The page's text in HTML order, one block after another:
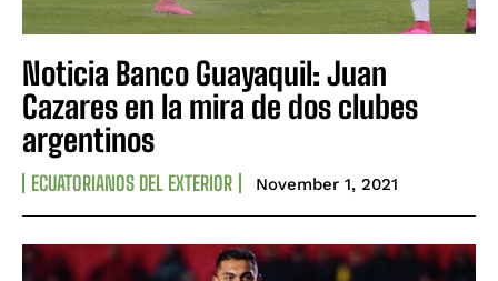
Noticia Banco Guayaquil: Juan
Cazares en la mira de dos clubes
argentinos
ECUATORIANOS DEL EXTERIOR November 1, 2021